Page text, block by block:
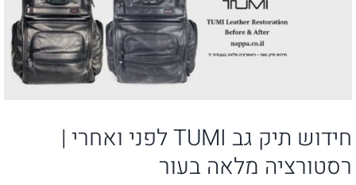
חידוש תיק גב TUMI לפני ואחרי |
רסטורציה מלאה בעור